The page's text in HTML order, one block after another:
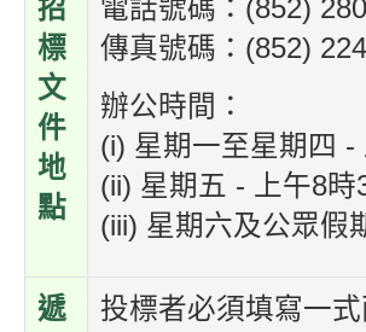
招
標
文
件
地
點
電話號碼：(852)
傳真號碼：(852)
辦公時間：
(i) 星期一至星期四
(ii) 星期五 - 上午8
(iii) 星期六及公眾假
遞
投標者必須填寫一